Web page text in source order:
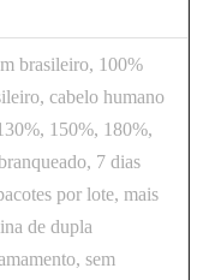
brasileiro, 100%
cabelo humano
150%, 180%,
7 dias
por lote, mais
de dupla
sem